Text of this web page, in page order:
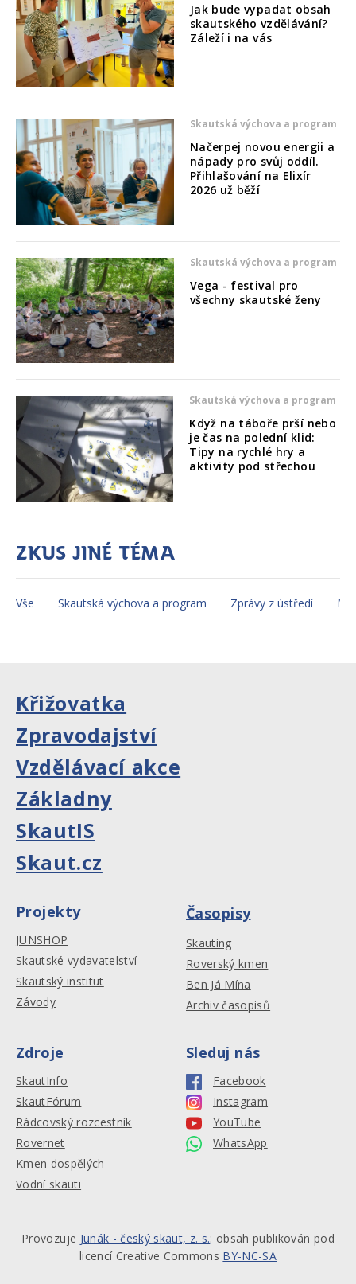
Jak bude vypadat obsah
skautského vzdělávání?
Záleží i na vás
Skautská výchova a program
Načerpej novou energii a
nápady pro svůj oddíl.
Přihlašování na Elixír
2026 už běží
Skautská výchova a program
Vega - festival pro
všechny skautské ženy
Skautská výchova a program
Když na táboře prší nebo
je čas na polední klid:
Tipy na rychlé hry a
aktivity pod střechou
Zkus jiné téma
Vše Skautská výchova a program Zprávy z ústředí
Křižovatka
Zpravodajství
Vzdělávací akce
Základny
SkautIS
Skaut.cz
Projekty
JUNSHOP
Skautské vydavatelství
Skautský institut
Závody
Časopisy
Skauting
Roverský kmen
Ben Já Mína
Archiv časopisů
Zdroje
SkautInfo
SkautFórum
Rádcovský rozcestník
Rovernet
Kmen dospělých
Vodní skauti
Sleduj nás
Facebook
Instagram
YouTube
WhatsApp
Provozuje Junák - český skaut, z. s.: obsah publikován pod
licencí Creative Commons BY-NC-SA